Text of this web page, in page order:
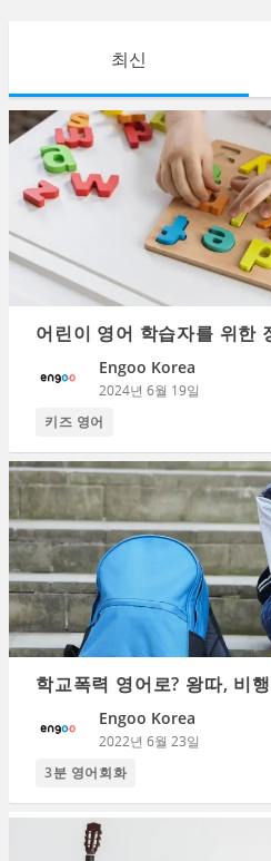
최신
어린이 영어 학습자를 위한
Engoo Korea
2024년 6월 19일
키즈 영어
학교폭력 영어로? 왕따, 비
Engoo Korea
2022년 6월 23일
3분 영어회화